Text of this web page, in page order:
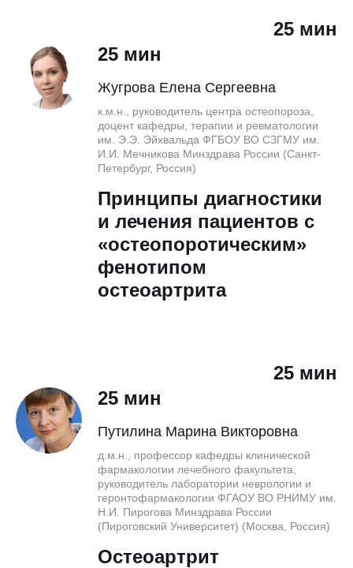
25 мин
25 мин
Жугрова Елена Сергеевна
к.м.н., руководитель центра остеопороза,
доцент кафедры, терапии и ревматологии
им. Э.Э. Эйхвальда ФГБОУ ВО СЗГМУ им.
И.И. Мечникова Минздрава России (Санкт-
Петербург, Россия)
Принципы диагностики
и лечения пациентов с
«остеопоротическим»
фенотипом
остеоартрита
25 мин
25 мин
Путилина Марина Викторовна
д.м.н., профессор кафедры клинической
фармакологии лечебного факультета,
руководитель лаборатории неврологии и
геронтофармакологии ФГАОУ ВО РНИМУ им.
Н.И. Пирогова Минздрава России
(Пироговский Университет) (Москва, Россия)
Остеоартрит